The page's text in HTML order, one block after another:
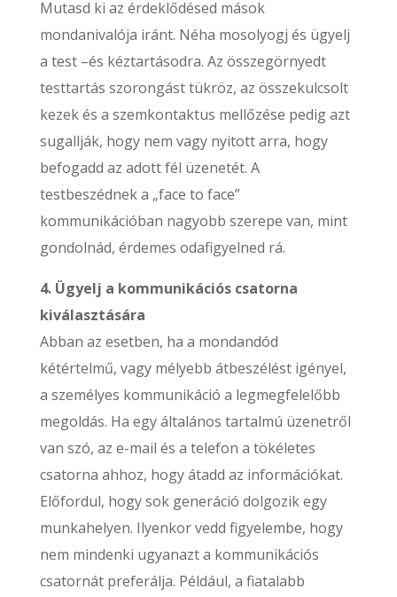
Mutasd ki az érdeklődésed mások
mondanivalója iránt. Néha mosolyogj és ügyelj
a test –és kéztartásodra. Az összegörnyedt
testtartás szorongást tükröz, az összekulcsolt
kezek és a szemkontaktus mellőzése pedig azt
sugallják, hogy nem vagy nyitott arra, hogy
befogadd az adott fél üzenetét. A
testbeszédnek a „face to face”
kommunikációban nagyobb szerepe van, mint
gondolnád, érdemes odafigyelned rá.
4. Ügyelj a kommunikációs csatorna
kiválasztására
Abban az esetben, ha a mondandód
kétértelmű, vagy mélyebb átbeszélést igényel,
a személyes kommunikáció a legmegfelelőbb
megoldás. Ha egy általános tartalmú üzenetről
van szó, az e-mail és a telefon a tökéletes
csatorna ahhoz, hogy átadd az információkat.
Előfordul, hogy sok generáció dolgozik egy
munkahelyen. Ilyenkor vedd figyelembe, hogy
nem mindenki ugyanazt a kommunikációs
csatornát preferálja. Például, a fiatalabb